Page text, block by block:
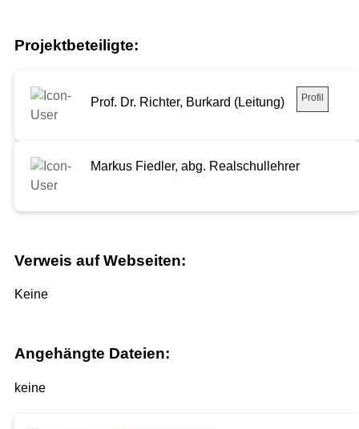
Projektbeteiligte:
Prof. Dr. Richter, Burkard (Leitung) Profil
Markus Fiedler, abg. Realschullehrer
Verweis auf Webseiten:
Keine
Angehängte Dateien:
keine